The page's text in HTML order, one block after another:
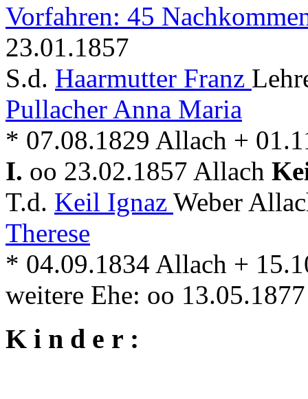
Vorfahren: 45
23.01.1857
S.d. Haarmutter Franz
Pullacher Anna Maria
* 07.08.1829 Allach +
I. oo 23.02.1857 Allach
T.d. Keil Ignaz Weber
Therese
* 04.09.1834 Allach +
weitere Ehe: oo
K i n d e r :